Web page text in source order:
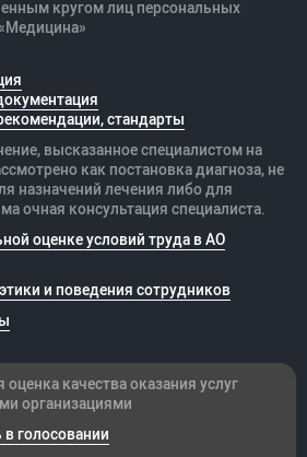
кругом лиц персональных
стандарты
высказанное специалистом на
как постановка диагноза, не
назначений лечения либо для
очная консультация специалиста.
оценке условий труда в АО
и поведения сотрудников
оценка качества оказания услуг
организациями
голосовании